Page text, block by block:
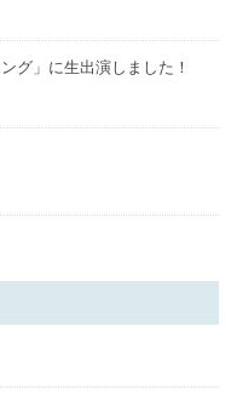
グ」に生出演しました！